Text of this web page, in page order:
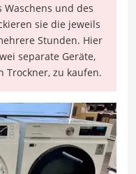
Waschens und des
sie die jeweils
Stunden. Hier
separate Geräte,
Trockner, zu kaufen.